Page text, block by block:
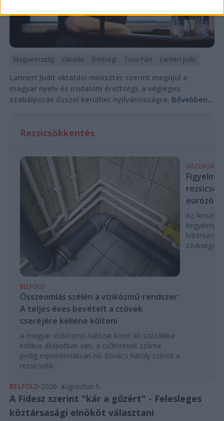
Magyarország Oktatás Érettségi Tisza Párt Lannert Judit
Lannert Judit oktatási miniszter szerint megújul a
magyar nyelv és irodalom érettségi, a végleges
szabályozás ősszel kerülhet nyilvánosságra. Bővebben...
Rezsicsökkentés
BELFÖLD
Összeomlás szélén a víziközmű-rendszer:
A teljes éves bevételt a csövek
cseréjére kellene költeni
A magyar víziközmű-hálózat közel 80 százaléka
kritikus állapotban van, a csőtörések száma
pedig exponenciálisan nő. Kovács Károly szerint a
rezsicsökk...
GAZDASÁG
Az Amundi
kegyelmi
BELFÖLD 2026. augusztus 5.
A Fidesz szerint "kár a gőzért" - Felesleges
köztársasági elnököt választani